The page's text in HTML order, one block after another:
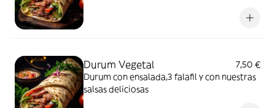
Durum Vegetal
7,50 €
Durum con ensalada,3 falafil y con nuestras
salsas deliciosas